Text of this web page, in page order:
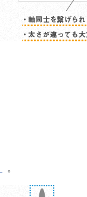
。